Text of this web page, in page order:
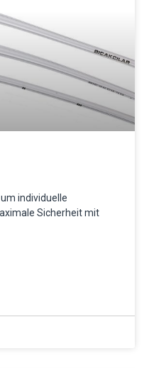
individuelle
Sicherheit mit